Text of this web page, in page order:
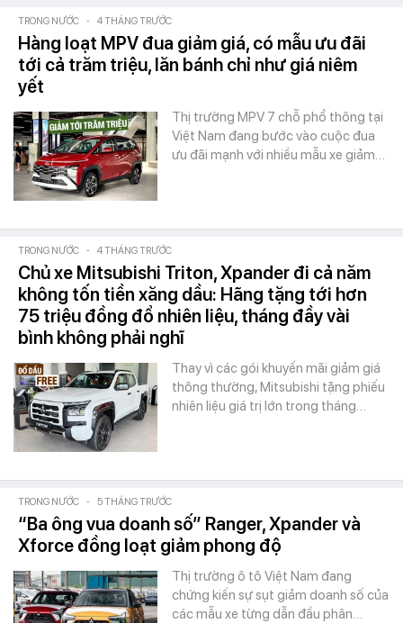
TRONG NƯỚC - 4 THÁNG TRƯỚC
Hàng loạt MPV đua giảm giá, có mẫu ưu đãi
tới cả trăm triệu, lăn bánh chỉ như giá niêm
yết
Thị trường MPV 7 chỗ phổ thông tại
Việt Nam đang bước vào cuộc đua
ưu đãi mạnh với nhiều mẫu xe giảm…
TRONG NƯỚC - 4 THÁNG TRƯỚC
Chủ xe Mitsubishi Triton, Xpander đi cả năm
không tốn tiền xăng dầu: Hãng tặng tới hơn
75 triệu đồng đổ nhiên liệu, tháng đầy vài
bình không phải nghĩ
Thay vì các gói khuyến mãi giảm giá
thông thường, Mitsubishi tặng phiếu
nhiên liệu giá trị lớn trong tháng…
TRONG NƯỚC - 5 THÁNG TRƯỚC
“Ba ông vua doanh số” Ranger, Xpander và
Xforce đồng loạt giảm phong độ
Thị trường ô tô Việt Nam đang
chứng kiến sự sụt giảm doanh số của
các mẫu xe từng dẫn đầu phân…